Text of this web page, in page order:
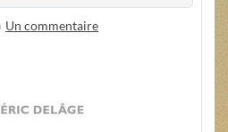
Un commentaire